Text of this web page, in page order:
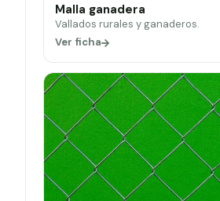
Malla ganadera
Vallados rurales y ganaderos.
Ver ficha